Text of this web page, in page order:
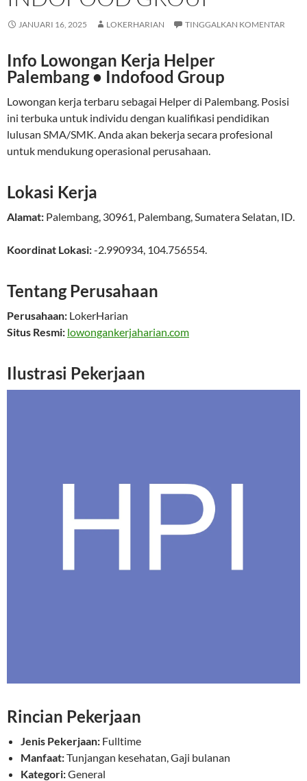
JANUARI 16, 2025 LOKERHARIAN TINGGALKAN KOMENTAR
Info Lowongan Kerja Helper
Palembang • Indofood Group
Lowongan kerja terbaru sebagai Helper di Palembang. Posisi
ini terbuka untuk individu dengan kualifikasi pendidikan
lulusan SMA/SMK. Anda akan bekerja secara profesional
untuk mendukung operasional perusahaan.
Lokasi Kerja
Alamat: Palembang, 30961, Palembang,Sumatera Selatan, ID.
Koordinat Lokasi:-2.990934, 104.756554.
Tentang Perusahaan
Perusahaan: LokerHarian
Situs Resmi: lowongankerjaharian.com
Ilustrasi Pekerjaan
Rincian Pekerjaan
Jenis Pekerjaan: Fulltime
Manfaat:Tunjangan kesehatan, Gaji bulanan
Kategori:General